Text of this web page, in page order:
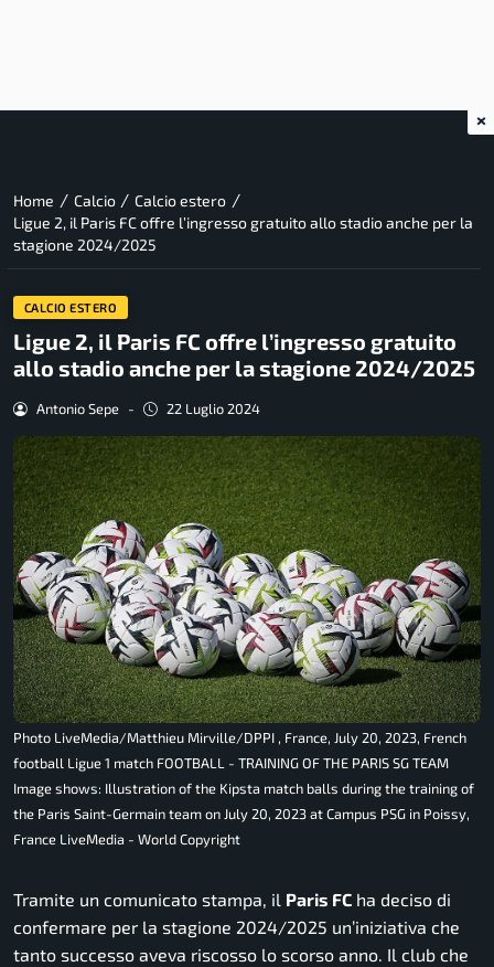
Home / Calcio / Calcio estero /
Ligue 2, il Paris FC offre l’ingresso gratuito allo stadio anche per la
stagione 2024/2025
CALCIO ESTERO
Ligue 2, il Paris FC offre l’ingresso gratuito
allo stadio anche per la stagione 2024/2025
Antonio Sepe - 22 Luglio 2024
Photo LiveMedia/Matthieu Mirville/DPPI , France, July 20, 2023, French
football Ligue 1 match FOOTBALL - TRAINING OF THE PARIS SG TEAM
Image shows: Illustration of the Kipsta match balls during the training of
the Paris Saint-Germain team on July 20, 2023 at Campus PSG in Poissy,
France LiveMedia - World Copyright
Tramite un comunicato stampa, il Paris FC ha deciso di
confermare per la stagione 2024/2025 un’iniziativa che
tanto successo aveva riscosso lo scorso anno. Il club che
×